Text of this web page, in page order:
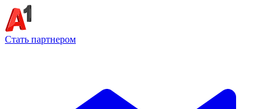
Стать партнером